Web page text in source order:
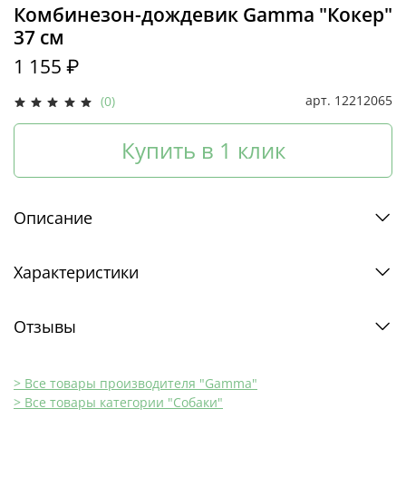
(0) арт. 12212065
Комбинезон-дождевик Gamma "Кокер"
37 см
1 155 ₽
Купить в 1 клик
Описание
Характеристики
Отзывы
> Все товары производителя "Gamma"
> Все товары категории "Собаки"